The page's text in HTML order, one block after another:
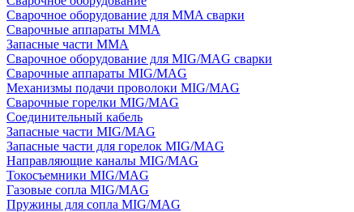
Сварочное оборудование для MMA сварки
Сварочные аппараты MMA
Запасные части MMA
Сварочное оборудование для MIG/MAG сварки
Сварочные аппараты MIG/MAG
Механизмы подачи проволоки MIG/MAG
Сварочные горелки MIG/MAG
Соединительный кабель
Запасные части MIG/MAG
Запасные части для горелок MIG/MAG
Направляющие каналы MIG/MAG
Токосъемники MIG/MAG
Газовые сопла MIG/MAG
Пружины для сопла MIG/MAG